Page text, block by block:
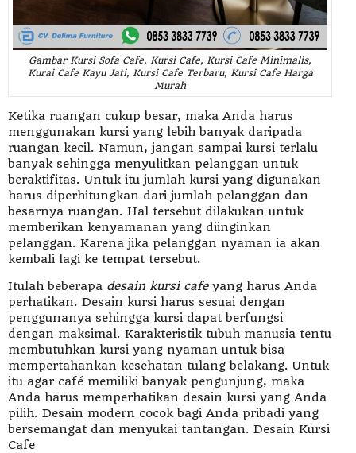
Gambar Kursi Sofa Cafe, Kursi Cafe, Kursi Cafe Minimalis,
Kurai Cafe Kayu Jati, Kursi Cafe Terbaru, Kursi Cafe Harga
Murah
Ketika ruangan cukup besar, maka Anda harus
menggunakan kursi yang lebih banyak daripada
ruangan kecil. Namun, jangan sampai kursi terlalu
banyak sehingga menyulitkan pelanggan untuk
beraktifitas. Untuk itu jumlah kursi yang digunakan
harus diperhitungkan dari jumlah pelanggan dan
besarnya ruangan. Hal tersebut dilakukan untuk
memberikan kenyamanan yang diinginkan
pelanggan. Karena jika pelanggan nyaman ia akan
kembali lagi ke tempat tersebut.
Itulah beberapa desain kursi cafeyang harus Anda
perhatikan. Desain kursi harus sesuai dengan
penggunanya sehingga kursi dapat berfungsi
dengan maksimal. Karakteristik tubuh manusia tentu
membutuhkan kursi yang nyaman untuk bisa
mempertahankan kesehatan tulang belakang. Untuk
itu agar café memiliki banyak pengunjung, maka
Anda harus memperhatikan desain kursi yang Anda
pilih. Desain modern cocok bagi Anda pribadi yang
bersemangat dan menyukai tantangan. Desain Kursi
Cafe